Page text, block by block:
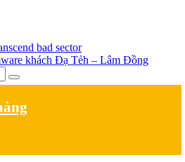
bad sector
khách Đạ Tẻh – Lâm Đồng